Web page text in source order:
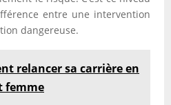
entre une intervention
dangereuse.
relancer sa carrière en
femme